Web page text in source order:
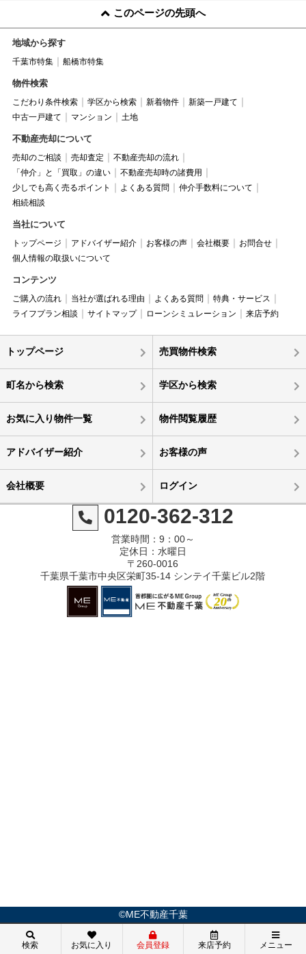
このページの先頭へ
地域から探す
千葉市特集 船橋市特集
物件検索
こだわり条件検索 学区から検索 新着物件
新築一戸建て
中古一戸建て
マンション 土地
不動産売却について
売却のご相談 売却査定
不動産売却の流れ
「仲介」と「買取」の違い
不動産売却時の諸費用
少しでも高く売るポイント
よくある質問
仲介手数料について
相続相談
当社について
トップページ アドバイザー紹介 お客様の声 会社概要
お問合せ
個人情報の取扱いについて
コンテンツ
ご購入の流れ 当社が選ばれる理由 よくある質問
特典・サービス
ライフプラン相談
サイトマップ ローンシミュレーション 来店予約
トップページ 売買物件検索
町名から検索 学区から検索
お気に入り物件一覧 物件閲覧履歴
アドバイザー紹介 お客様の声
会社概要 ログイン
0120-362-312
営業時間：9：00～
定休日：水曜日
〒260-0016
千葉県千葉市中央区栄町35-14 シンテイ千葉ビル2階
©ME不動産千葉
検索 お気に入り 会員登録 来店予約 メニュー